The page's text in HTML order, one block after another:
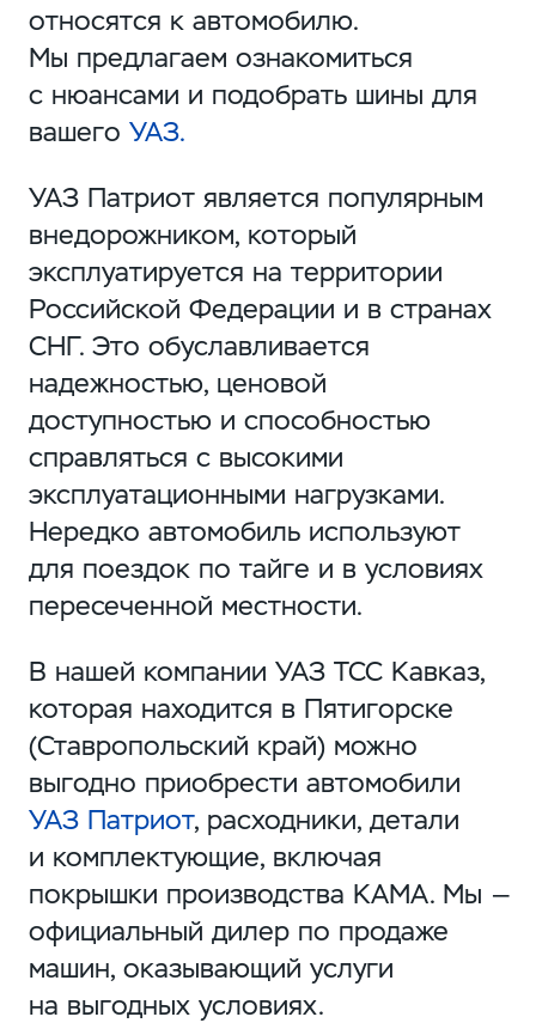
относятся к автомобилю.
Мы предлагаем ознакомиться
с нюансами и подобрать шины для
вашего УАЗ.
УАЗ Патриот является популярным
внедорожником, который
эксплуатируется на территории
Российской Федерации и в странах
СНГ. Это обуславливается
надежностью, ценовой
доступностью и способностью
справляться с высокими
эксплуатационными нагрузками.
Нередко автомобиль используют
для поездок по тайге и в условиях
пересеченной местности.
В нашей компании УАЗ ТСС Кавказ,
которая находится в Пятигорске
(Ставропольский край) можно
выгодно приобрести автомобили
УАЗ Патриот, расходники, детали
и комплектующие, включая
покрышки производства КАМА. Мы —
официальный дилер по продаже
машин, оказывающий услуги
на выгодных условиях.